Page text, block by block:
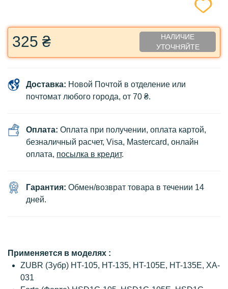
325 ₴
НАЛИЧИЕ
УТОЧНЯЙТЕ
Доставка: Новой Почтой в отделение или
почтомат любого города, от 70 ₴.
Оплата: Оплата при получении, оплата картой,
безналичный расчет, Visa, Mastercard, онлайн
оплата, посылка в кредит.
Гарантия: Обмен/возврат товара в течении 14
дней.
Применяется в моделях :
ZUBR (Зубр) HT-105, HT-135, HT-105E, HT-135E, XA-
031